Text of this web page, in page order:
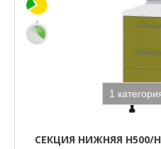
СЕКЦИЯ НИЖНЯЯ Н500/